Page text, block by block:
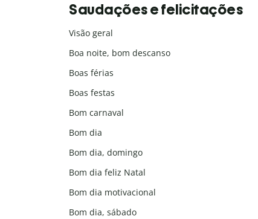
Saudações e felicitações
Visão geral
Boa noite, bom descanso
Boas férias
Boas festas
Bom carnaval
Bom dia
Bom dia, domingo
Bom dia feliz Natal
Bom dia motivacional
Bom dia, sábado